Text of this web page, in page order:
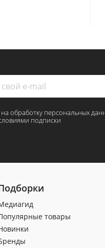
на обработку персональных
подписки
товары